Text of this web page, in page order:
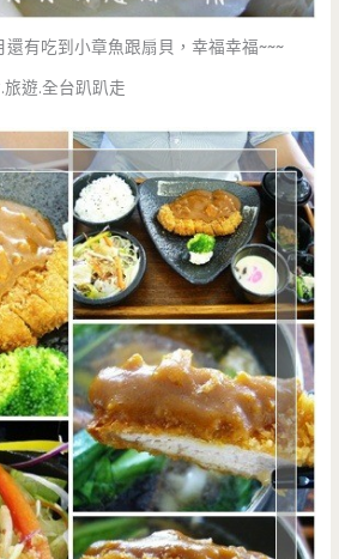
有吃到小章魚跟扇貝，幸福幸福~~~